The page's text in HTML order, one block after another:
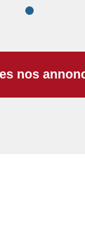
nos